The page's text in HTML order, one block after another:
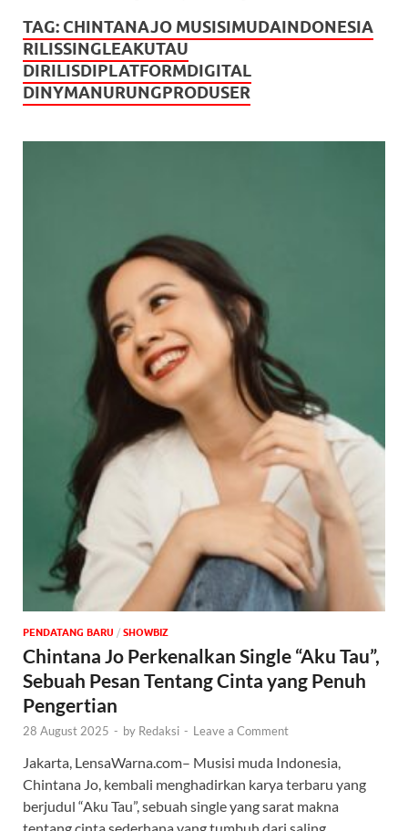
TAG: CHINTANAJO MUSISIMUDAINDONESIA
RILISSINGLEAKUTAU
DIRILISDIPLATFORMDIGITAL
DINYMANURUNGPRODUSER
PENDATANG BARU / ‎SHOWBIZ
Chintana Jo Perkenalkan Single “Aku Tau”,
Sebuah Pesan Tentang Cinta yang Penuh
Pengertian
28 August 2025 - by Redaksi - Leave a Comment
Jakarta, LensaWarna.com– Musisi muda Indonesia,
Chintana Jo, kembali menghadirkan karya terbaru yang
berjudul “Aku Tau”, sebuah single yang sarat makna